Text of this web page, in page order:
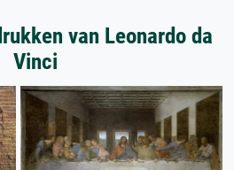
van Leonardo da
Vinci